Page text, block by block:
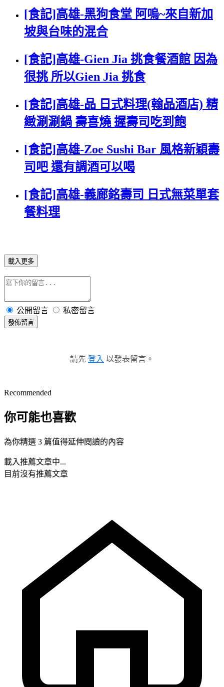
[食記]高雄-黑狗食堂 阿嗚~來自新加
坡與台味的混合
[食記]高雄-Gien Jia 挑食餐酒館 因為
很挑 所以Gien Jia 挑食
[食記]高雄-品 日式料理(翰品酒店) 精
緻涮涮鍋 壽喜燒 握壽司吃到飽
[食記]高雄-Zoe Sushi Bar 風格新穎壽
司吧 還有調酒可以喝
[食記]高雄-義廊銘壽司 日式無菜單套
餐料理
載入更多
公開留言 私密留言
發佈留言
請先 登入 以發表留言。
Recommended
你可能也喜歡
為你精選 3 篇值得延伸閱讀的內容
載入推薦文章中...
目前沒有推薦文章